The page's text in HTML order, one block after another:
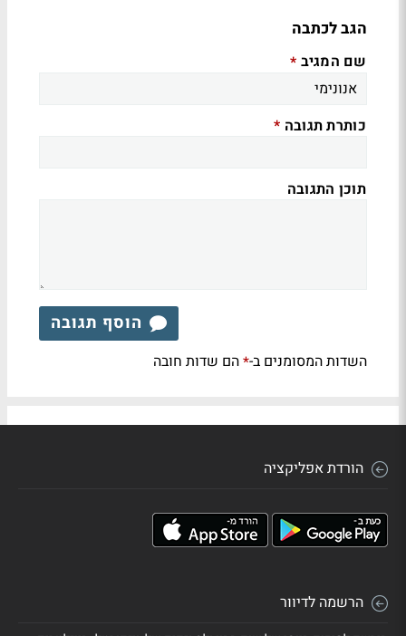
הגב לכתבה
שם המגיב *
כותרת תגובה *
תוכן התגובה
הוסף תגובה
השדות המסומנים ב-*הם שדות חובה
הורדת אפליקציה
הרשמה לדיוור